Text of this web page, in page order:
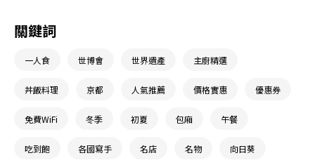
關鍵詞
一人食 世博會 世界遺產 主廚精選
丼飯料理 京都 人氣推薦 價格實惠 優惠券
免費WiFi 冬季 初夏 包廂 午餐
吃到飽 各國寫手 名店 名物 向日葵